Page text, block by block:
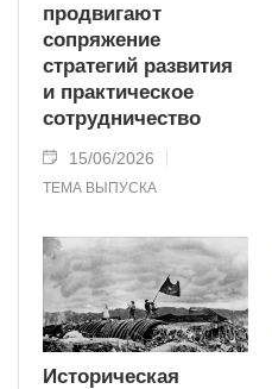
продвигают
сопряжение
стратегий развития
и практическое
сотрудничество
15/06/2026
ТЕМА ВЫПУСКА
Историческая